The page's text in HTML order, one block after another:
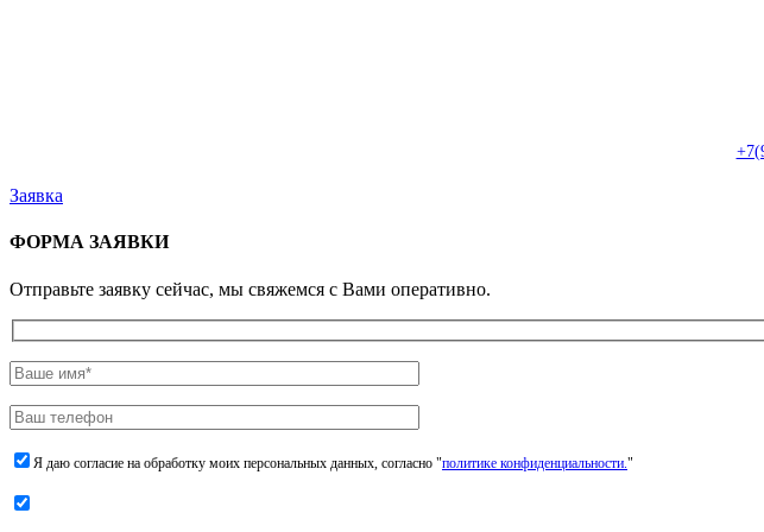
Заявка
ФОРМА ЗАЯВКИ
Отправьте заявку сейчас, мы свяжемся с Вами оперативно.
Я даю согласие на обработку моих персональных данных, согласно "политике конфиденциальности."